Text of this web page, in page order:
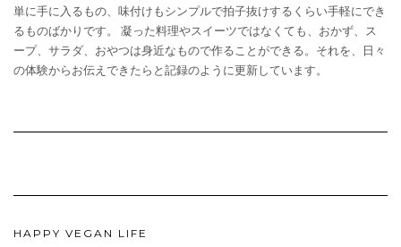
単に手に入るもの、味付けもシンプルで拍子抜けするくらい手軽にでき
るものばかりです。 凝った料理やスイーツではなくても、おかず、ス
ープ、サラダ、おやつは身近なもので作ることができる。それを、日々
の体験からお伝えできたらと記録のように更新しています。
HAPPY VEGAN LIFE